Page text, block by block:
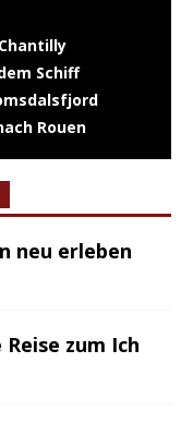
Schiff
Rouen
neu erleben
zum Ich